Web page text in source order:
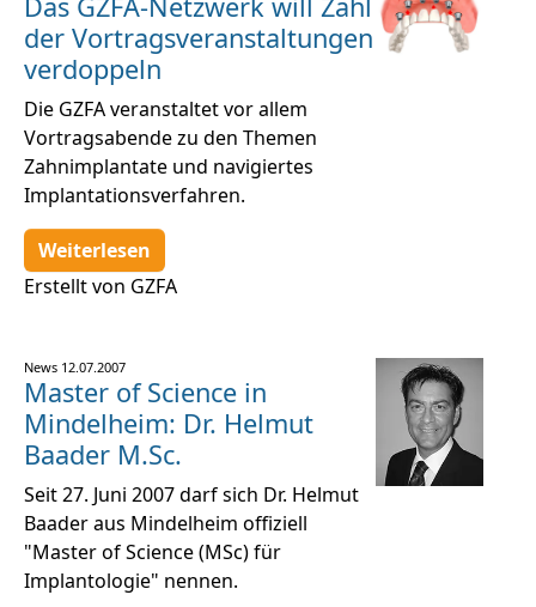
der Vortragsveranstaltungen
verdoppeln
Die GZFA veranstaltet vor allem
Vortragsabende zu den Themen
Zahnimplantate und navigiertes
Implantationsverfahren.
Weiterlesen
Erstellt von GZFA
News 12.07.2007
Master of Science in
Mindelheim: Dr. Helmut
Baader M.Sc.
Seit 27. Juni 2007 darf sich Dr. Helmut
Baader aus Mindelheim offiziell
"Master of Science (MSc) für
Implantologie" nennen.